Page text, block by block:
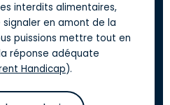
interdits alimentaires,
en amont de la
puissions mettre tout en
réponse adéquate
Handicap).